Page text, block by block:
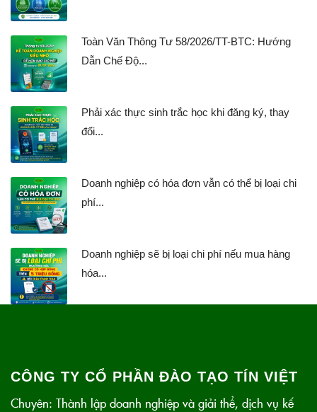
Toàn Văn Thông Tư 58/2026/TT-BTC: Hướng
Dẫn Chế Độ...
Phải xác thực sinh trắc học khi đăng ký, thay
đổi...
Doanh nghiệp có hóa đơn vẫn có thể bị loại chi
phí...
Doanh nghiệp sẽ bị loại chi phí nếu mua hàng
hóa...
CÔNG TY CỔ PHẦN ĐÀO TẠO TÍN VIỆT
Chuyên: Thành lập doanh nghiệp và giải thể, dịch vụ kế